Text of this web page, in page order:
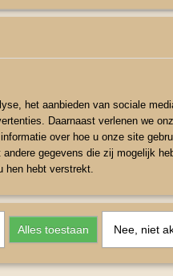
het aanbieden van sociale
Daarnaast verlenen we
over hoe u onze site
gegevens die zij mogelijk
hen hebt verstrekt.
Alles toestaan Nee, niet